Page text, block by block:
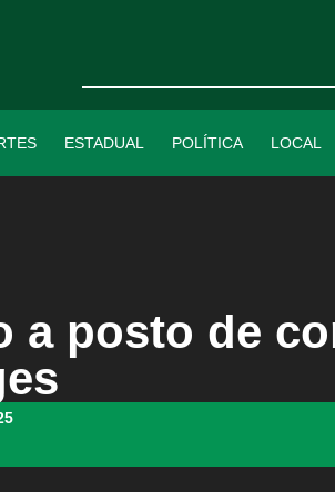
ESTADUAL POLÍTICA LOCAL
a posto de